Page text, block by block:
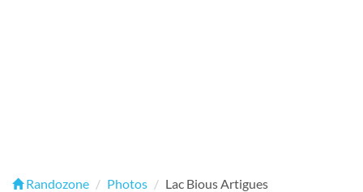
Randozone Photos Lac Bious Artigues